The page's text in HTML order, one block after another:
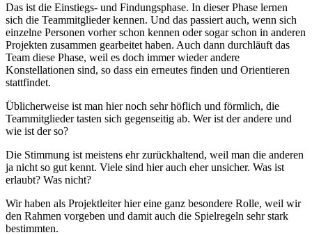
Das ist die Einstiegs- und Findungsphase. In dieser Phase lernen
sich die Teammitglieder kennen. Und das passiert auch, wenn sich
einzelne Personen vorher schon kennen oder sogar schon in anderen
Projekten zusammen gearbeitet haben. Auch dann durchläuft das
Team diese Phase, weil es doch immer wieder andere
Konstellationen sind, so dass ein erneutes finden und Orientieren
stattfindet.
Üblicherweise ist man hier noch sehr höflich und förmlich, die
Teammitglieder tasten sich gegenseitig ab. Wer ist der andere und
wie ist der so?
Die Stimmung ist meistens ehr zurückhaltend, weil man die anderen
ja nicht so gut kennt. Viele sind hier auch eher unsicher. Was ist
erlaubt? Was nicht?
Wir haben als Projektleiter hier eine ganz besondere Rolle, weil wir
den Rahmen vorgeben und damit auch die Spielregeln sehr stark
bestimmten.